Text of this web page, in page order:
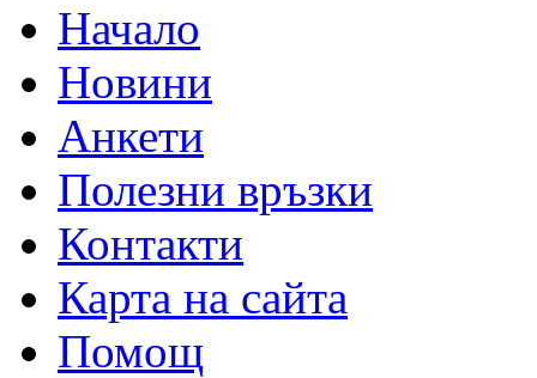
Начало
Новини
Анкети
Полезни връзки
Контакти
Карта на сайта
Помощ